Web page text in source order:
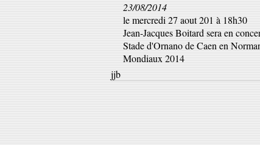
23/08/2014
le mercredi 27 aout 201 à 18h30
Jean-Jacques Boitard sera en
Stade d'Ornano de Caen en
Mondiaux 2014
jjb